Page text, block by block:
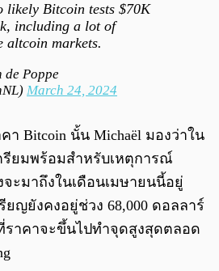
likely Bitcoin tests $70K
including a lot of
altcoin markets.
Poppe
March 24, 2024
า Bitcoin นั้น Michaël มองว่าใน
ยมพร้อมสำหรับเหตุการณ์
จะมาถึงในเดือนเมษายนนี้อยู่
ยญยังคงอยู่ช่วง 68,000 ดอลลาร์
ราคาจะขึ้นไปทำจุดสูงสุดตลอด